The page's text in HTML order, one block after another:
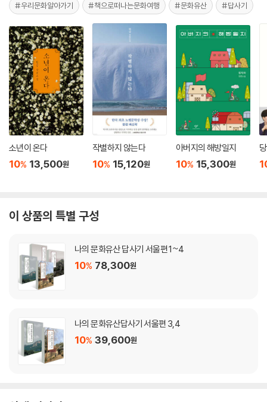
#우리문화알아가기 #책으로떠나는문화여행 #문화유산 #답사기
소년이 온다
10% 13,500원
작별하지 않는다
10% 15,120원
아버지의 해방일지
10% 15,300원
이 상품의 특별 구성
나의 문화유산 답사기 서울편 1~4
10% 78,300원
나의 문화유산답사기 서울편 3,4
10% 39,600원